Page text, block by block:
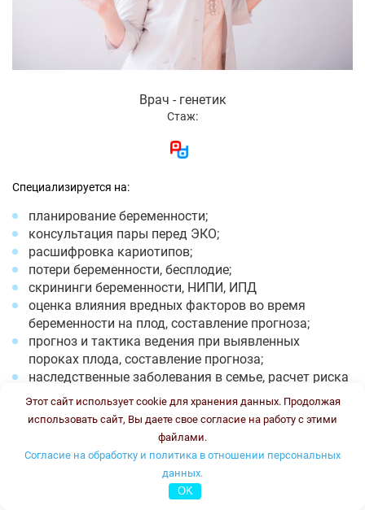
Врач - генетик
Стаж:
Специализируется на:
планирование беременности;
консультация пары перед ЭКО;
расшифровка кариотипов;
потери беременности, бесплодие;
скрининги беременности, НИПИ, ИПД
оценка влияния вредных факторов во время
беременности на плод, составление прогноза;
прогноз и тактика ведения при выявленных
пороках плода, составление прогноза;
наследственные заболевания в семье, расчет риска
повторения;
расшифровка ПГТ эмбрионов;
Муковисцидоз.
Время работы: понедельник -пятница с 8-13 и с 18-20, суббота
с 8 до 12. Стоимость консультации: 2500 рублей.
Этот сайт использует cookie для хранения данных. Продолжая
использовать сайт, Вы даете свое согласие на работу с этими
файлами.
Согласие на обработку и политика в отношении персональных
данных.
OK